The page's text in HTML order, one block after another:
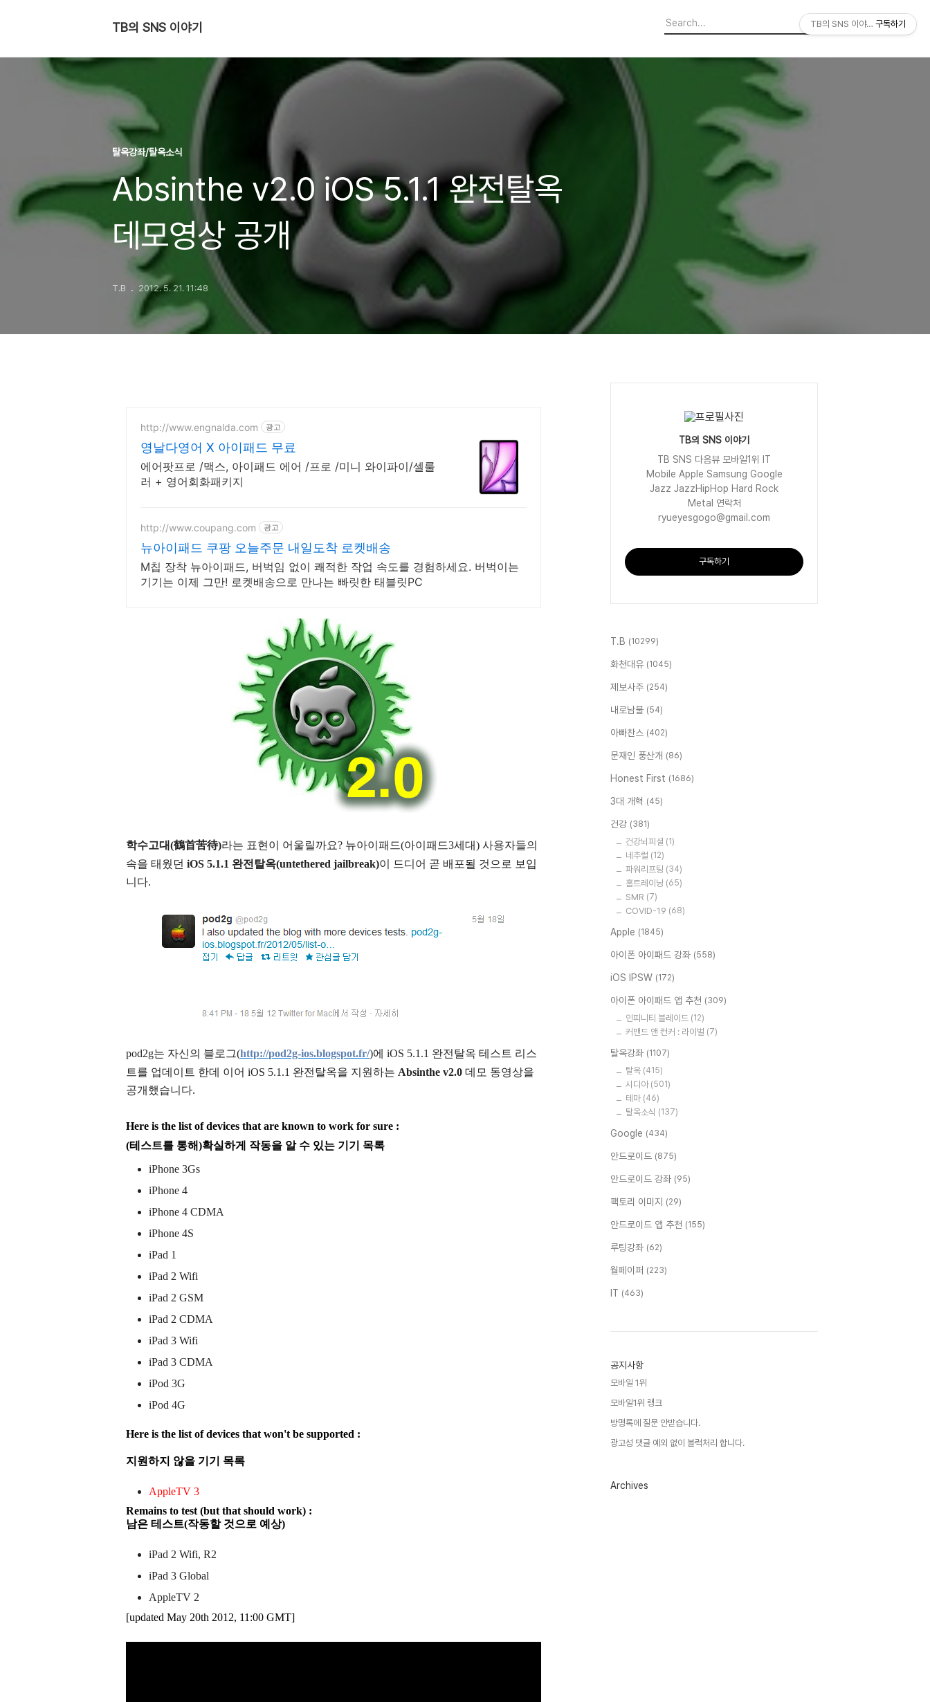
TB의 SNS 이야기
탈옥강좌/탈옥소식
Absinthe v2.0 iOS 5.1.1 완전탈옥
데모영상 공개
T.B 2012. 5. 21. 11:48
http://www.engnalda.com 광고
영날다영어 X 아이패드 무료
에어팟프로 /맥스, 아이패드 에어 /프로 /미니 와이파이/셀룰
러 + 영어회화패키지
http://www.coupang.com 광고
뉴아이패드 쿠팡 오늘주문 내일도착 로켓배송
M칩 장착 뉴아이패드, 버벅임 없이 쾌적한 작업 속도를 경험하세요. 버벅이는
기기는 이제 그만! 로켓배송으로 만나는 빠릿한 태블릿PC
학수고대(鶴首苦待)라는 표현이 어울릴까요? 뉴아이패드(아이패드3세대) 사용자들의
속을 태웠던 iOS 5.1.1 완전탈옥(untethered jailbreak)이 드디어 곧 배포될 것으로 보입
니다.
pod2g는 자신의 블로그(http://pod2g-ios.blogspot.fr/)에 iOS 5.1.1 완전탈옥 테스트 리스
트를 업데이트 한데 이어 iOS 5.1.1 완전탈옥을 지원하는 Absinthe v2.0 데모 동영상을
공개했습니다.
Here is the list of devices that are known to work for sure :
(테스트를 통해)확실하게 작동을 알 수 있는 기기 목록
iPhone 3Gs
iPhone 4
iPhone 4 CDMA
iPhone 4S
iPad 1
iPad 2 Wifi
iPad 2 GSM
iPad 2 CDMA
iPad 3 Wifi
iPad 3 CDMA
iPod 3G
iPod 4G
Here is the list of devices that won't be supported :
지원하지 않을 기기 목록
AppleTV 3
Remains to test (but that should work) :
남은 테스트(작동할 것으로 예상)
iPad 2 Wifi, R2
iPad 3 Global
AppleTV 2
[updated May 20th 2012, 11:00 GMT]
TB의 SNS 이야기
TB SNS 다음뷰 모바일1위 IT
Mobile Apple Samsung Google
Jazz JazzHipHop Hard Rock
Metal 연락처
ryueyesgogo@gmail.com
구독하기
T.B (10299)
화천대유 (1045)
제보사주 (254)
내로남불 (54)
아빠찬스 (402)
문재인 풍산개 (86)
Honest First (1686)
3대 개혁 (45)
건강 (381)
건강뇌피셜 (1)
네추럴 (12)
파워리프팅 (34)
홈트레이닝 (65)
SMR (7)
COVID-19 (68)
Apple (1845)
아이폰 아이패드 강좌 (558)
iOS IPSW (172)
아이폰 아이패드 앱 추천 (309)
인피니티 블레이드 (12)
커맨드 앤 컨커 : 라이벌 (7)
탈옥강좌 (1107)
탈옥 (415)
시디아 (501)
테마 (46)
탈옥소식 (137)
Google (434)
안드로이드 (875)
안드로이드 강좌 (95)
팩토리 이미지 (29)
안드로이드 앱 추천 (155)
루팅강좌 (62)
월페이퍼 (223)
IT (463)
공지사항
모바일 1위
모바일1위 랭크
방명록에 질문 안받습니다.
광고성 댓글 예외 없이 블럭처리 합니다.
Archives
TB의 SNS 이야기 구독하기